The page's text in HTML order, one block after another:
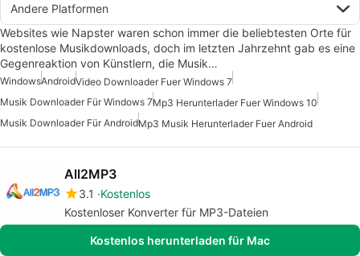
Andere Platformen
Websites wie Napster waren schon immer die beliebtesten Orte für
kostenlose Musikdownloads, doch im letzten Jahrzehnt gab es eine
Gegenreaktion von Künstlern, die Musik…
WindowsAndroidVideo Downloader Fuer Windows 7
Musik Downloader Für Windows 7Mp3 Herunterlader Fuer Windows 10
Musik Downloader Für AndroidMp3 Musik Herunterlader Fuer Android
All2MP3
3.1
Kostenlos
Kostenloser Konverter für MP3-Dateien
Kostenlos herunterladen für Mac